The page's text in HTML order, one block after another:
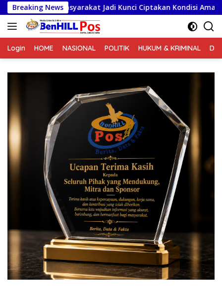
Langsung
ke
konten
Breaking News
Jadi Kunci Ciptakan Kondisi Aman dan Kondusif
Login HOME NASIONAL POLITIK HUKUM & KRIMINAL